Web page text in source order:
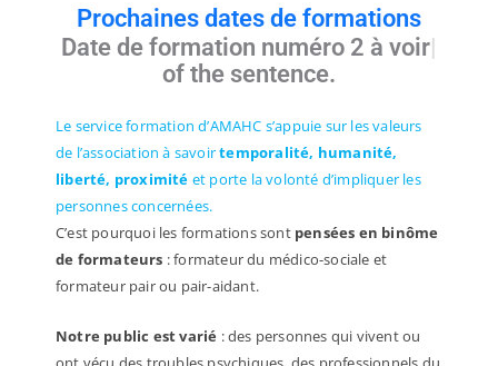
Prochaines dates de formations
Date de formation numéro 2 à voir
of the sentence.
Le service formation d’AMAHC s’appuie sur les valeurs
de l’association à savoirtemporalité, humanité,
liberté, proximité et porte la volonté d’impliquer les
personnes concernées.
C’est pourquoi les formations sont pensées en binôme
de formateurs : formateur du médico-sociale et
formateur pair ou pair-aidant.
Notre public est varié : des personnes qui vivent ou